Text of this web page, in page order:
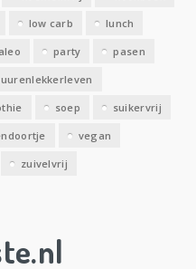
low carb lunch
party pasen
soep suikervrij
vegan
zuivelvrij